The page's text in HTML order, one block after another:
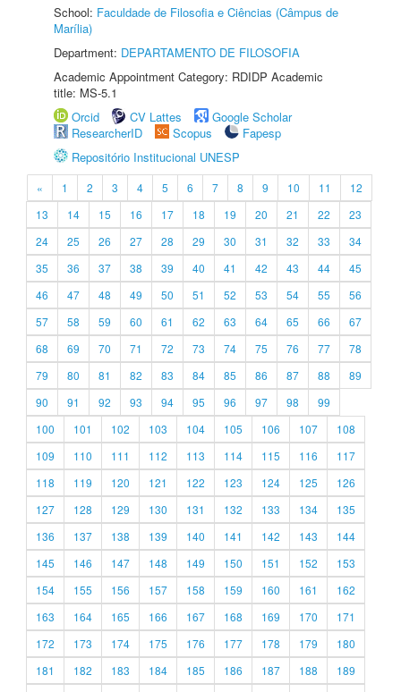
School: Faculdade de Filosofia e Ciências (Câmpus de
Marília)
Department: DEPARTAMENTO DE FILOSOFIA
Academic Appointment Category: RDIDP Academic
title: MS-5.1
Orcid
CV Lattes
Google Scholar
ResearcherID
Scopus
Fapesp
Repositório Institucional UNESP
« 1 2 3 4 5 6 7 8 9 10 11
12
13
14 15 16 17 18 19 20 21 22
23
24
25 26 27 28 29 30 31 32 33
34
35
36 37 38 39 40 41 42 43 44
45
46
47 48 49 50 51 52 53 54 55
56
57
58 59 60 61 62 63 64 65 66
67
68
69 70 71 72 73 74 75 76 77
78
79
80 81 82 83 84 85 86 87 88
89
90
91 92 93 94 95 96 97 98
99
100
101 102 103 104 105 106 107
108
109
110 111 112 113 114 115 116
117
118
119 120 121 122 123 124 125
126
127
128 129 130 131 132 133 134
135
136
137 138 139 140 141 142 143
144
145
146 147 148 149 150 151 152
153
154
155 156 157 158 159 160 161
162
163
164 165 166 167 168 169 170
171
172
173 174 175 176 177 178 179
180
181
182 183 184 185 186 187 188
189